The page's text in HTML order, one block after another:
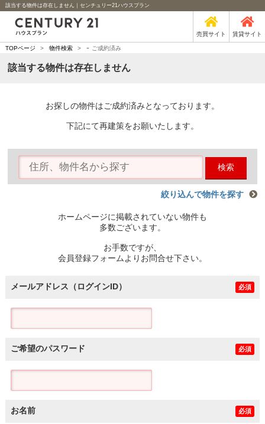
該当する物件は存在しません｜センチュリー21ハウスプラン
売買サイト 賃貸サイト
TOPページ > 物件検索 > - ご成約済み
該当する物件は存在しません
お探しの物件はご成約済みとなっております。
下記にて再建策をお願いたします。
検索
絞り込んで物件を探す
ホームページに掲載されていない物件も
多数ございます。
お手数ですが、
会員登録フォームよりお問合せ下さい。
メールアドレス（ログインID） 必須
ご希望のパスワード 必須
お名前 必須